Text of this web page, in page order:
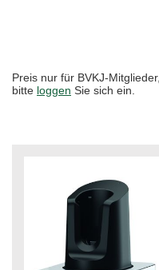
Preis nur für BVKJ-Mitglieder,
bitte loggen Sie sich ein.